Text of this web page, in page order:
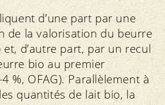
d’une part par une
de la valorisation du beurre
et, d’autre part, par un recul
bio au premier
%, OFAG). Parallèlement à
quantités de lait bio, la